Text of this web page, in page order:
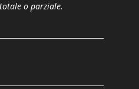
o parziale.